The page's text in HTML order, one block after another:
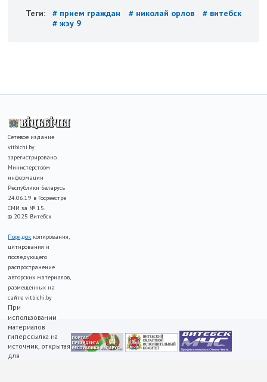
Теги: # прием граждан # николай орлов
# витебск
# жэу 9
Сетевое издание
vitbichi.by
зарегистрировано
Министерством
информации
Республики Беларусь
24.06.19 в Госреестре
СМИ за № 15.
© 2025 Витебск
Порядок копирования,
цитирования и
последующего
распространение
авторских материалов,
размещенных на
сайте vitbichi.by
При
использовании
материалов
гиперссылка на
источник, открытая
для